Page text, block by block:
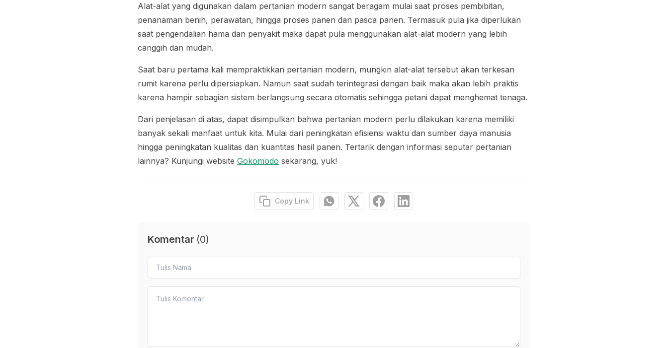
Alat-alat yang digunakan dalam pertanian modern sangat beragam mulai saat proses pembibitan,
penanaman benih, perawatan, hingga proses panen dan pasca panen. Termasuk pula jika diperlukan
saat pengendalian hama dan penyakit maka dapat pula menggunakan alat-alat modern yang lebih
canggih dan mudah.
Saat baru pertama kali mempraktikkan pertanian modern, mungkin alat-alat tersebut akan terkesan
rumit karena perlu dipersiapkan. Namun saat sudah terintegrasi dengan baik maka akan lebih praktis
karena hampir sebagian sistem berlangsung secara otomatis sehingga petani dapat menghemat tenaga.
Dari penjelasan di atas, dapat disimpulkan bahwa pertanian modern perlu dilakukan karena memiliki
banyak sekali manfaat untuk kita. Mulai dari peningkatan efisiensi waktu dan sumber daya manusia
hingga peningkatan kualitas dan kuantitas hasil panen. Tertarik dengan informasi seputar pertanian
lainnya? Kunjungi websiteGokomodo sekarang, yuk!
Copy Link
Komentar (0)